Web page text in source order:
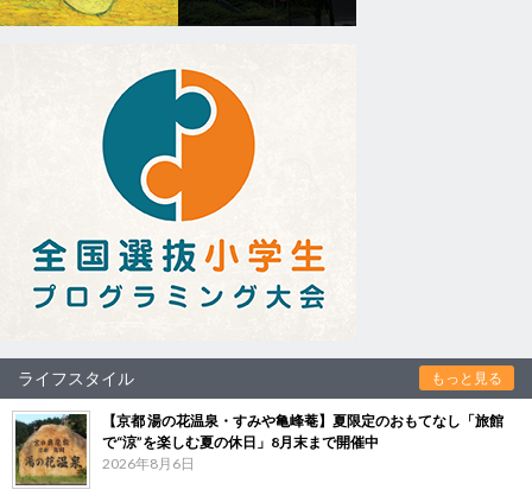
ライフスタイル もっと見る
【京都 湯の花温泉・すみや亀峰菴】夏限定のおもてなし「旅館
で“涼”を楽しむ夏の休日」8月末まで開催中
2026年8月6日